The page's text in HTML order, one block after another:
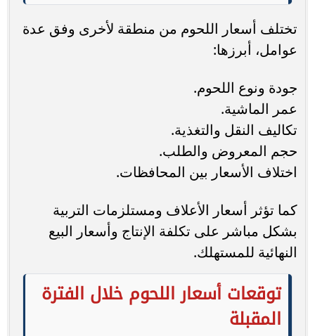
تختلف أسعار اللحوم من منطقة لأخرى وفق عدة
عوامل، أبرزها:
جودة ونوع اللحوم.
عمر الماشية.
تكاليف النقل والتغذية.
حجم المعروض والطلب.
اختلاف الأسعار بين المحافظات.
كما تؤثر أسعار الأعلاف ومستلزمات التربية
بشكل مباشر على تكلفة الإنتاج وأسعار البيع
النهائية للمستهلك.
توقعات أسعار اللحوم خلال الفترة
المقبلة